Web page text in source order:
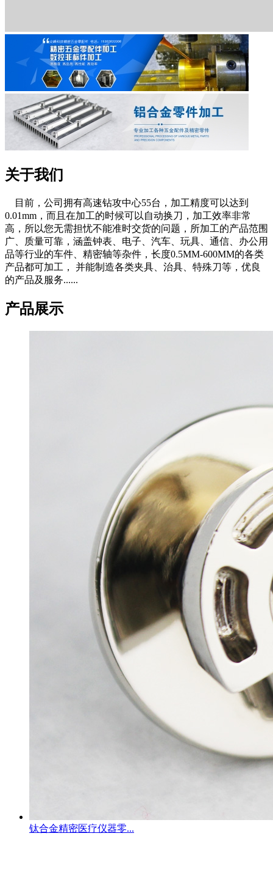
关于我们
目前，公司拥有高速钻攻中心55台，加工精度可以达到
0.01mm，而且在加工的时候可以自动换刀，加工效率非常
高，所以您无需担忧不能准时交货的问题，所加工的产品范围
广、质量可靠，涵盖钟表、电子、汽车、玩具、通信、办公用
品等行业的车件、精密轴等杂件，长度0.5MM-600MM的各类
产品都可加工， 并能制造各类夹具、治具、特殊刀等，优良
的产品及服务......
产品展示
钛合金精密医疗仪器零...